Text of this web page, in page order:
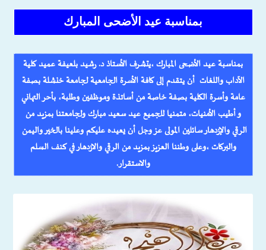
بمناسبة عيد الأضحى المبارك
بمناسبة عيد الأضحى المبارك ،يتشرف الأستاذ د. رشيد بلعيفة عميد كلية
الآداب واللغات أن يتقدم إلى كافة الأسرة الجامعية لجامعة خنشلة بصفة
عامة وأسرة الكلية بصفة خاصة من أساتذة وموظفين وطلبة، بأحر التهاني
و أطيب الأمنيات، متمنيا للجميع عيد سعيد مبارك ولجامعتنا بمزيد من
الرقي والإزدهار سائلين المولى عز وجل أن يعيده عليكم وعلينا بالخير واليمن
والبركات ،وعلى وطننا العزيز بمزيد من الرقي والازدهار في كنف السلم
والاستقرار.